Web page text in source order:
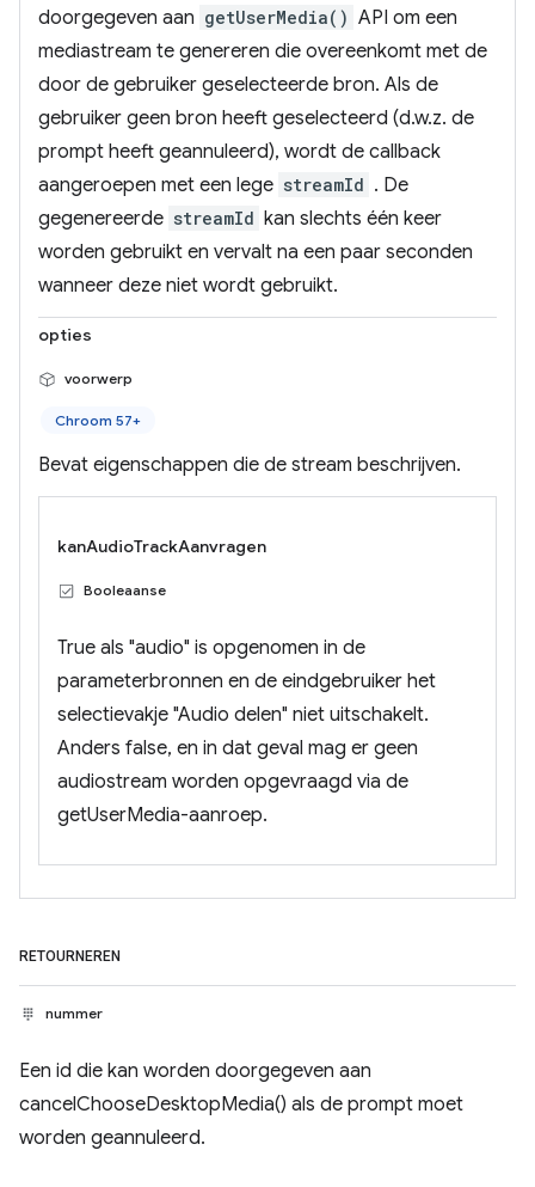
doorgegeven aan getUserMedia() API om een ​​
mediastream te genereren die overeenkomt met de
door de gebruiker geselecteerde bron. Als de
gebruiker geen bron heeft geselecteerd (d.w.z. de
prompt heeft geannuleerd), wordt de callback
aangeroepen met een lege streamId . De
gegenereerde streamId kan slechts één keer
worden gebruikt en vervalt na een paar seconden
wanneer deze niet wordt gebruikt.
opties
voorwerp
Chroom 57+
Bevat eigenschappen die de stream beschrijven.
kanAudioTrackAanvragen
Booleaanse
True als "audio" is opgenomen in de
parameterbronnen en de eindgebruiker het
selectievakje "Audio delen" niet uitschakelt.
Anders false, en in dat geval mag er geen
audiostream worden opgevraagd via de
getUserMedia-aanroep.
RETOURNEREN
nummer
Een id die kan worden doorgegeven aan
cancelChooseDesktopMedia() als de prompt moet
worden geannuleerd.